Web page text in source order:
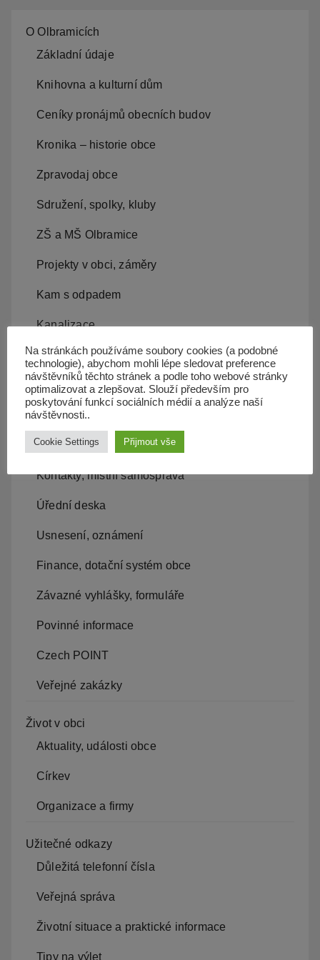
O Olbramicích
Základní údaje
Knihovna a kulturní dům
Ceníky pronájmů obecních budov
Kronika – historie obce
Zpravodaj obce
Sdružení, spolky, kluby
ZŠ a MŠ Olbramice
Projekty v obci, záměry
Kam s odpadem
Kanalizace
Územní plán
Občan server
Dopravní obslužnost
Obecní úřad
Kontakty, místní samospráva
Úřední deska
Usnesení, oznámení
Finance, dotační systém obce
Závazné vyhlášky, formuláře
Povinné informace
Czech POINT
Veřejné zakázky
Život v obci
Aktuality, události obce
Církev
Organizace a firmy
Užitečné odkazy
Důležitá telefonní čísla
Veřejná správa
Životní situace a praktické informace
Tipy na výlet
Na stránkách používáme soubory cookies (a podobné
technologie), abychom mohli lépe sledovat preference
návštěvníků těchto stránek a podle toho webové stránky
optimalizovat a zlepšovat. Slouží především pro
poskytování funkcí sociálních médií a analýze naší
návštěvnosti..
Cookie Settings Přijmout vše